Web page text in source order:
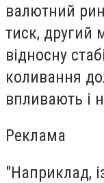
валютний
тиск, другий
відносну
коливання
впливають і
Реклама
"Наприклад,